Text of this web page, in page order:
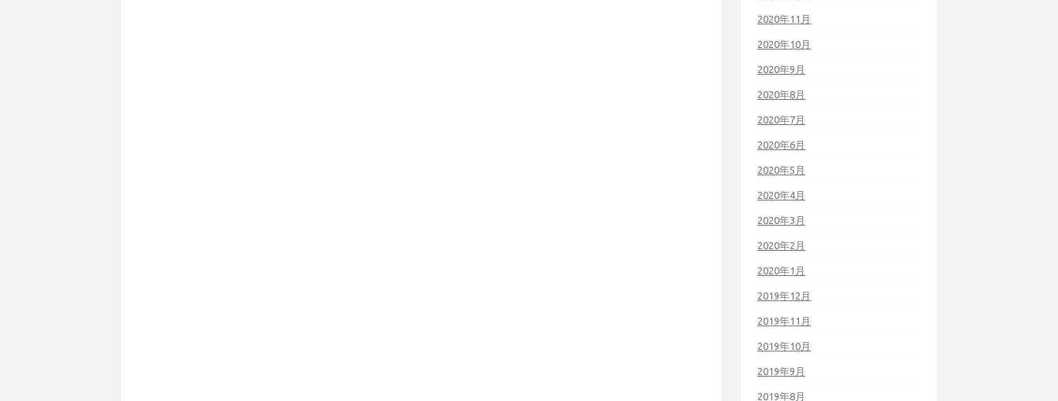
2020年11月
2020年10月
2020年9月
2020年8月
2020年7月
2020年6月
2020年5月
2020年4月
2020年3月
2020年2月
2020年1月
2019年12月
2019年11月
2019年10月
2019年9月
2019年8月